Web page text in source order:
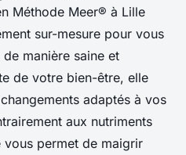
Méthode Meer® à Lille
sur-mesure pour vous
manière saine et
de votre bien-être, elle
adaptés à vos
aux nutriments
permet de maigrir